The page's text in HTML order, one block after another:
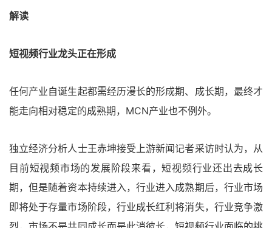
解读
短视频行业龙头正在形成
任何产业自诞生起都需经历漫长的形成期、成长期，最终才
能走向相对稳定的成熟期，MCN产业也不例外。
独立经济分析人士王赤坤接受上游新闻记者采访时认为，从
目前短视频市场的发展阶段来看，短视频行业还出去成长
期，但是随着资本持续进入，行业进入成熟期后，行业市场
即将处于存量市场阶段，行业成长红利将消失，行业竞争激